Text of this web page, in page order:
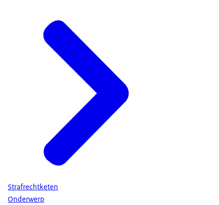
Strafrechtketen
Onderwerp